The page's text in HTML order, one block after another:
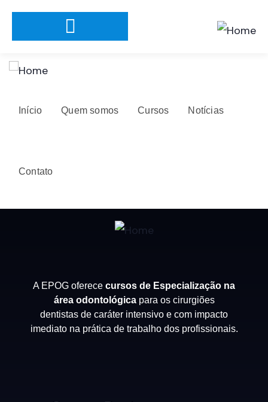
Início Quem somos Cursos Notícias
Contato
A EPOG oferece cursos de Especialização na
área odontológica para os cirurgiões
dentistas de caráter intensivo e com impacto
imediato na prática de trabalho dos profissionais.